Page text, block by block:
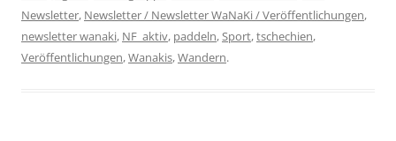
Newsletter, Newsletter / Newsletter WaNaKi / Veröffentlichungen,
newsletter wanaki, NF_aktiv, paddeln,Sport,tschechien,
Veröffentlichungen,Wanakis,Wandern.